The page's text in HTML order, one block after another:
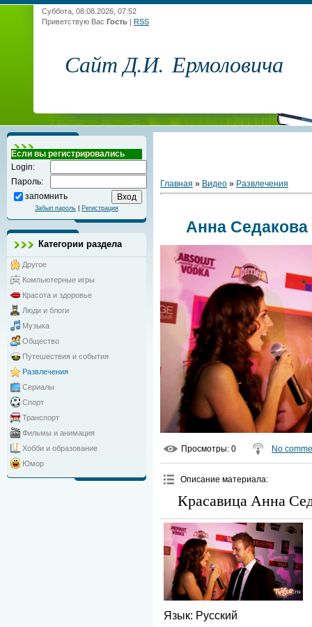
Суббота, 08.08.2026, 07:52
Приветствую Вас Гость | RSS
Сайт Д.И. Ермоловича
Если вы регистрировались
Login:
Пароль:
запомнить
Забыл пароль Регистрация
Категории раздела
Другое
Компьютерные игры
Красота и здоровье
Люди и блоги
Музыка
Общество
Путешествия и события
Развлечения
Сериалы
Спорт
Транспорт
Фильмы и анимация
Хобби и образование
Юмор
Главная » Видео » Развлечения
Анна
Просмотры: 0 No
Описание материала:
Красавица Анна
Язык: Русский